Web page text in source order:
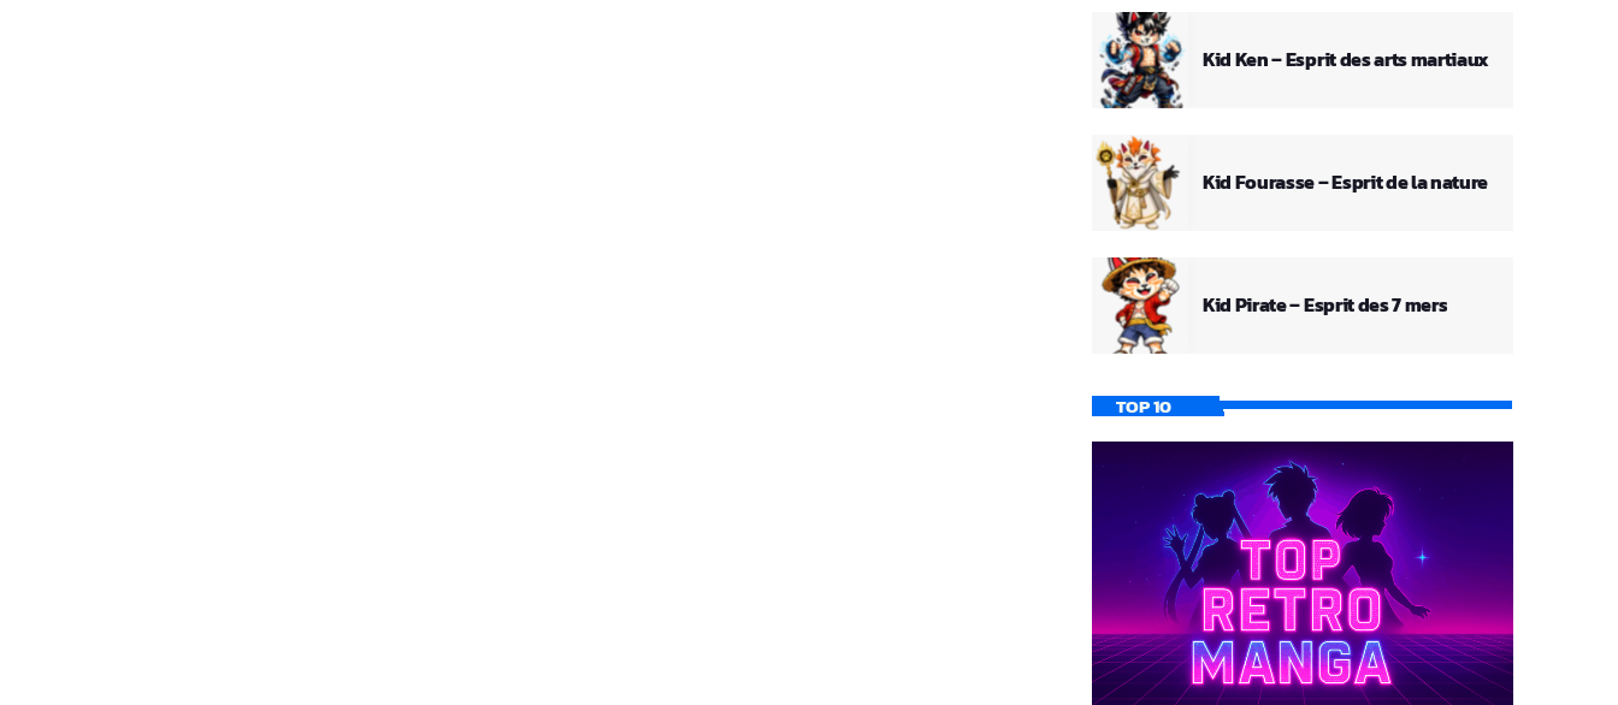
Kid Ken – Esprit des arts martiaux
Kid Fourasse – Esprit de la nature
Kid Pirate – Esprit des 7 mers
TOP 10